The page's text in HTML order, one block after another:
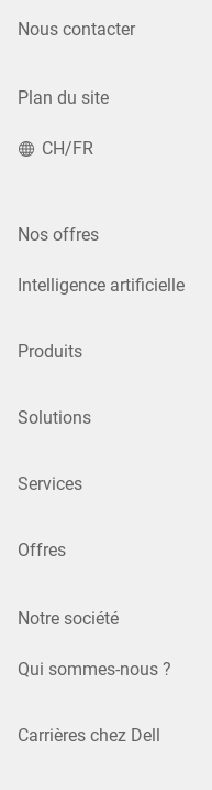
Nous contacter
Plan du site
CH/FR
Nos offres
Intelligence artificielle
Produits
Solutions
Services
Offres
Notre société
Qui sommes-nous ?
Carrières chez Dell